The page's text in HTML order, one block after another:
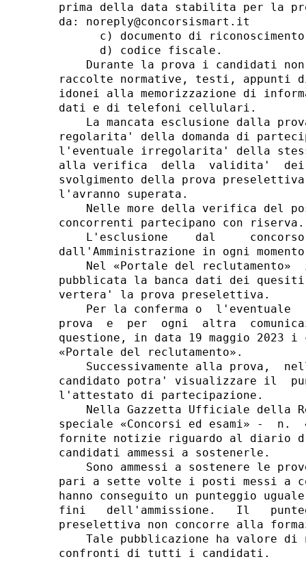
prima della data stabilita per la
da: noreply@concorsismart.it
c) documento di
      d) codice fiscale.
Durante la prova i candidati
raccolte normative, testi, appunti
idonei alla memorizzazione di
dati e di telefoni cellulari.
La mancata esclusione dalla
regolarita' della domanda di
l'eventuale irregolarita' della
alla verifica  della  validita'
svolgimento della prova
l'avranno superata.
Nelle more della verifica del
concorrenti partecipano con
L'esclusione    dal
dall'Amministrazione in ogni
Nel «Portale del reclutamento»
pubblicata la banca dati dei
vertera' la prova preselettiva.
Per la conferma o  l'eventuale
prova  e  per  ogni  altra
questione, in data 19 maggio 2023
«Portale del reclutamento».
Successivamente alla prova,
candidato potra' visualizzare il
l'attestato di partecipazione.
Nella Gazzetta Ufficiale della
speciale «Concorsi ed esami» -  n.
fornite notizie riguardo al diario
candidati ammessi a sostenerle.
Sono ammessi a sostenere le
pari a sette volte i posti messi a
hanno conseguito un punteggio
fini   dell'ammissione.   Il
preselettiva non concorre alla
Tale pubblicazione ha valore di
confronti di tutti i candidati.